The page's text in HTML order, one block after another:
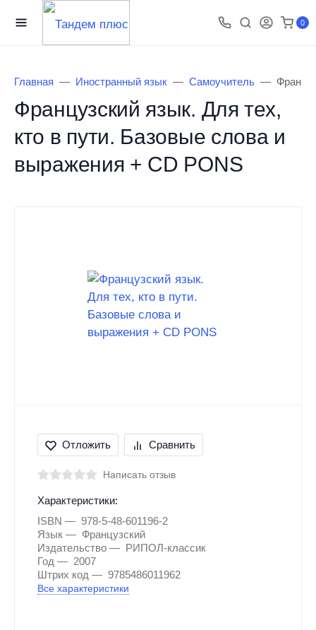
0
Главная Иностранный язык Самоучитель
Французский язык. Для тех,
кто в пути. Базовые слова и
выражения + СD PONS
Отложить Сравнить
Написать отзыв
Характеристики:
ISBN
978-5-48-601196-2
Язык
Французский
Издательство
РИПОЛ-классик
Год
2007
Штрих код
9785486011962
Все характеристики